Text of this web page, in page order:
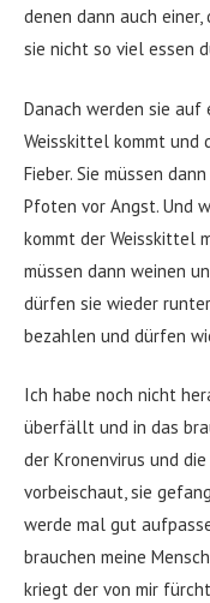
denen dann auch
sie nicht so viel essen
Danach werden sie
Weisskittel kommt und
Fieber. Sie müssen
Pfoten vor Angst. Und
kommt der Weisskittel
müssen dann weinen
dürfen sie wieder
bezahlen und dürfen
Ich habe noch nicht
überfällt und in das
der Kronenvirus und
vorbeischaut, sie
werde mal gut
brauchen meine
kriegt der von mir